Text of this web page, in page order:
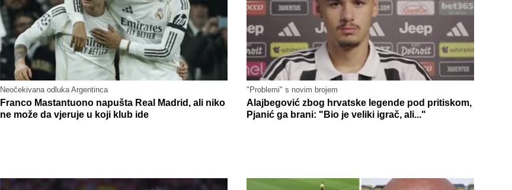
Neočekivana odluka Argentinca
Franco Mastantuono napušta Real Madrid, ali niko
ne može da vjeruje u koji klub ide
"Problemi" s novim brojem
Alajbegović zbog hrvatske legende pod pritiskom,
Pjanić ga brani: "Bio je veliki igrač, ali..."